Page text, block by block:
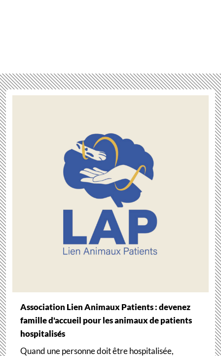
Association Lien Animaux Patients : devenez
famille d'accueil pour les animaux de patients
hospitalisés
Quand une personne doit être hospitalisée,